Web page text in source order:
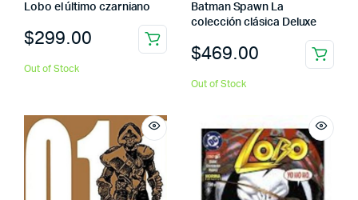
Lobo el último czarniano
$299.00
Out of Stock
Batman Spawn La
colección clásica Deluxe
$469.00
Out of Stock